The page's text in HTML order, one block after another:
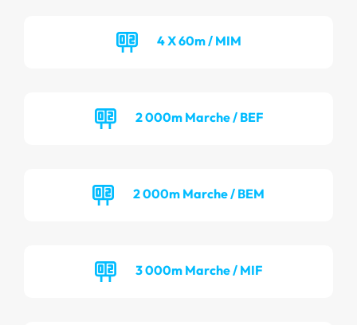
4 X 60m / MIM
2 000m Marche / BEF
2 000m Marche / BEM
3 000m Marche / MIF